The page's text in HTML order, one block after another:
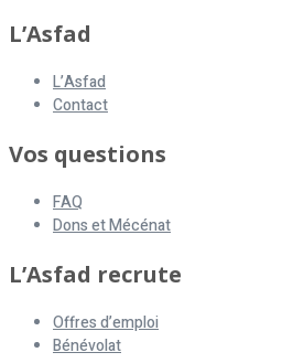
L’Asfad
L’Asfad
Contact
Vos questions
FAQ
Dons et Mécénat
L’Asfad recrute
Offres d’emploi
Bénévolat